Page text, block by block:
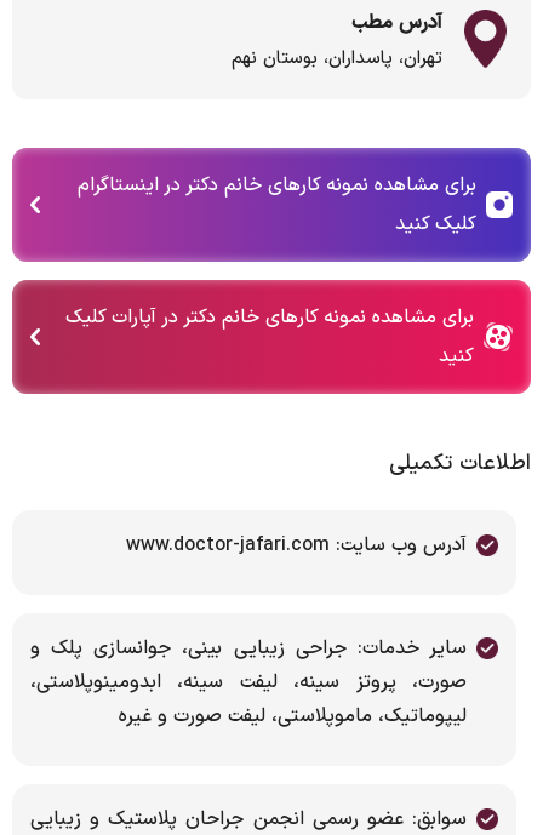
آدرس مطب
تهران، پاسداران، بوستان نهم
برای مشاهده نمونه کارهای خانم دکتر در اینستاگرام
کلیک کنید
برای مشاهده نمونه کارهای خانم دکتر در آپارات کلیک
کنید
اطلاعات تکمیلی
آدرس وب سایت: www.doctor-jafari.com
سایر خدمات: جراحی زیبایی بینی، جوانسازی پلک و
صورت، پروتز سینه، لیفت سینه، ابدومینوپلاستی،
لیپوماتیک، ماموپلاستی، لیفت صورت و غیره
سوابق: عضو رسمی انجمن جراحان پلاستیک و زیبایی